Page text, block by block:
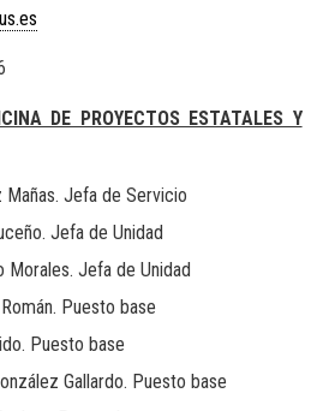
DE PROYECTOS ESTATALES Y
Mañas. Jefa de Servicio
Jefa de Unidad
Morales. Jefa de Unidad
Puesto base
Puesto base
Gallardo. Puesto base